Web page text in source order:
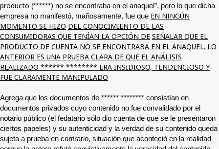
producto (******) no se encontraba en el anaquel”, pero lo que dicha
empresa no manifestó, mañosamente, fue que EN NINGÚN
MOMENTO SE HIZO DEL CONOCIMIENTO DE LAS
CONSUMIDORAS QUE TENÍAN LA OPCIÓN DE SEÑALAR QUE EL
PRODUCTO DE CUENTA NO SE ENCONTRABA EN EL ANAQUEL. LO
ANTERIOR ES UNA PRUEBA CLARA DE QUE EL ANÁLISIS
REALIZADO ****** ******** ERA INSIDIOSO, TENDENCIOSO Y
FUE CLARAMENTE MANIPULADO
Agrega que los documentos de ****** ******** consistían en
documentos privados cuyo contenido no fue convalidado por el
notario público (el fedatario sólo dio cuenta de que se le presentaron
ciertos papeles) y su autenticidad y la verdad de su contenido queda
sujeta a prueba en contrario, situación que aconteció en la realidad